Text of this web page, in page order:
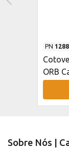
PN
ORB
Sobre Nós |